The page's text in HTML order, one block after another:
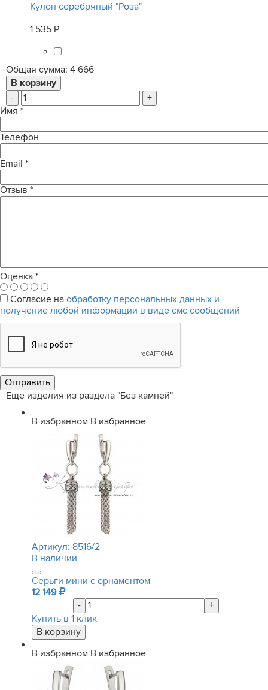
Кулон серебряный "Роза"
1 535 Р
Общая сумма: 4 666
-
+
Имя *
Телефон
Email *
Отзыв *
Оценка *
Согласие на обработку персональных данных и
получение любой информации в виде смс сообщений
Еще изделия из раздела "Без камней"
В избранном В избранное
Артикул: 8516/2
В наличии
Серьги мини с орнаментом
12 149
-
+
Купить в 1 клик
В избранном В избранное